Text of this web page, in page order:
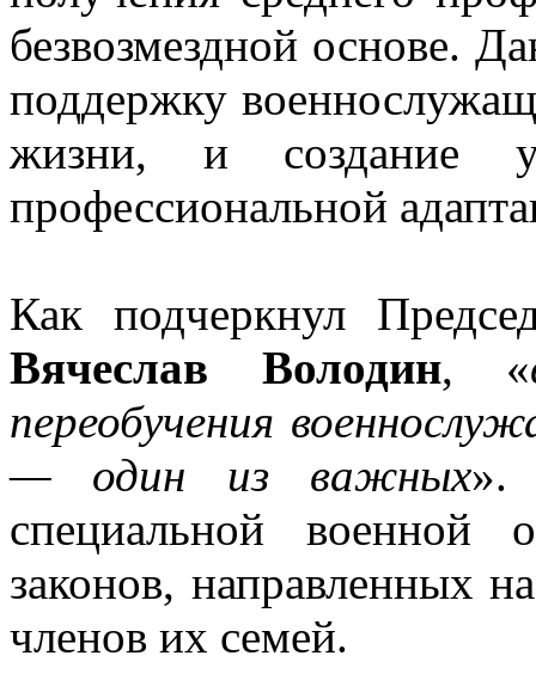
безвозмездной основе.
поддержку
жизни, и создание
профессиональной
Как подчеркнул
Вячеслав Володин, «
переобучения
— один из важных».
специальной военной
законов, направленных
членов их семей.